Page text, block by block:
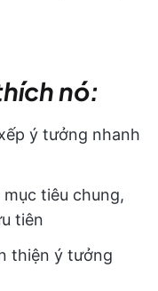
nó:
ý tưởng nhanh
tiêu chung,
tiên
thiện ý tưởng